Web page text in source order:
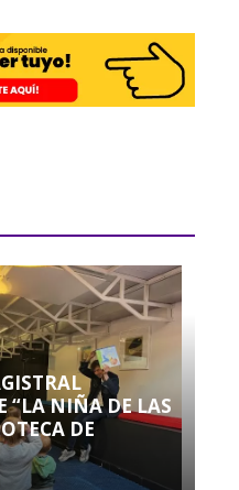
“LA NIÑA DE LAS
DE